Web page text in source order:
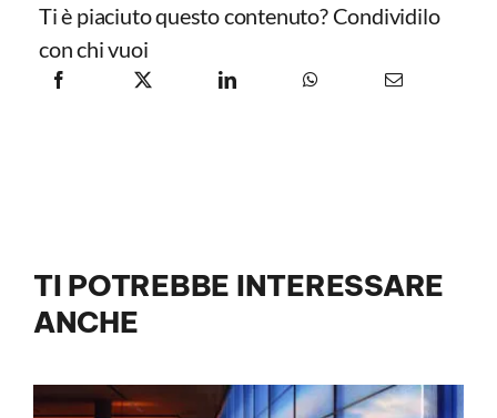
Ti è piaciuto questo contenuto? Condividilo
con chi vuoi
TI POTREBBE INTERESSARE
ANCHE